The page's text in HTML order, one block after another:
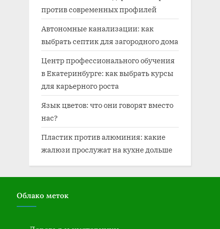
против современных профилей
Автономные канализации: как
выбрать септик для загородного дома
Центр профессионального обучения
в Екатеринбурге: как выбрать курсы
для карьерного роста
Язык цветов: что они говорят вместо
нас?
Пластик против алюминия: какие
жалюзи прослужат на кухне дольше
Облако меток